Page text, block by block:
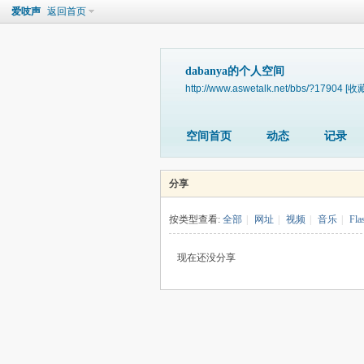
爱吱声 返回首页
dabanya的个人空间
http://www.aswetalk.net/bbs/?17904 [收
空间首页 动态 记录
分享
按类型查看: 全部 网址 视频 音乐
现在还没分享